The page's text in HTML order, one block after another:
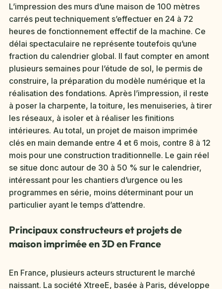
L’impression des murs d’une maison de 100 mètres
carrés peut techniquement s’effectuer en 24 à 72
heures de fonctionnement effectif de la machine. Ce
délai spectaculaire ne représente toutefois qu’une
fraction du calendrier global. Il faut compter en amont
plusieurs semaines pour l’étude de sol, le permis de
construire, la préparation du modèle numérique et la
réalisation des fondations. Après l’impression, il reste
à poser la charpente, la toiture, les menuiseries, à tirer
les réseaux, à isoler et à réaliser les finitions
intérieures. Au total, un projet de maison imprimée
clés en main demande entre 4 et 6 mois, contre 8 à 12
mois pour une construction traditionnelle. Le gain réel
se situe donc autour de 30 à 50 % sur le calendrier,
intéressant pour les chantiers d’urgence ou les
programmes en série, moins déterminant pour un
particulier ayant le temps d’attendre.
Principaux constructeurs et projets de
maison imprimée en 3D en France
En France, plusieurs acteurs structurent le marché
naissant. La société XtreeE, basée à Paris, développe